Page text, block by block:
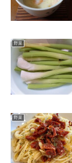
野菜
野菜